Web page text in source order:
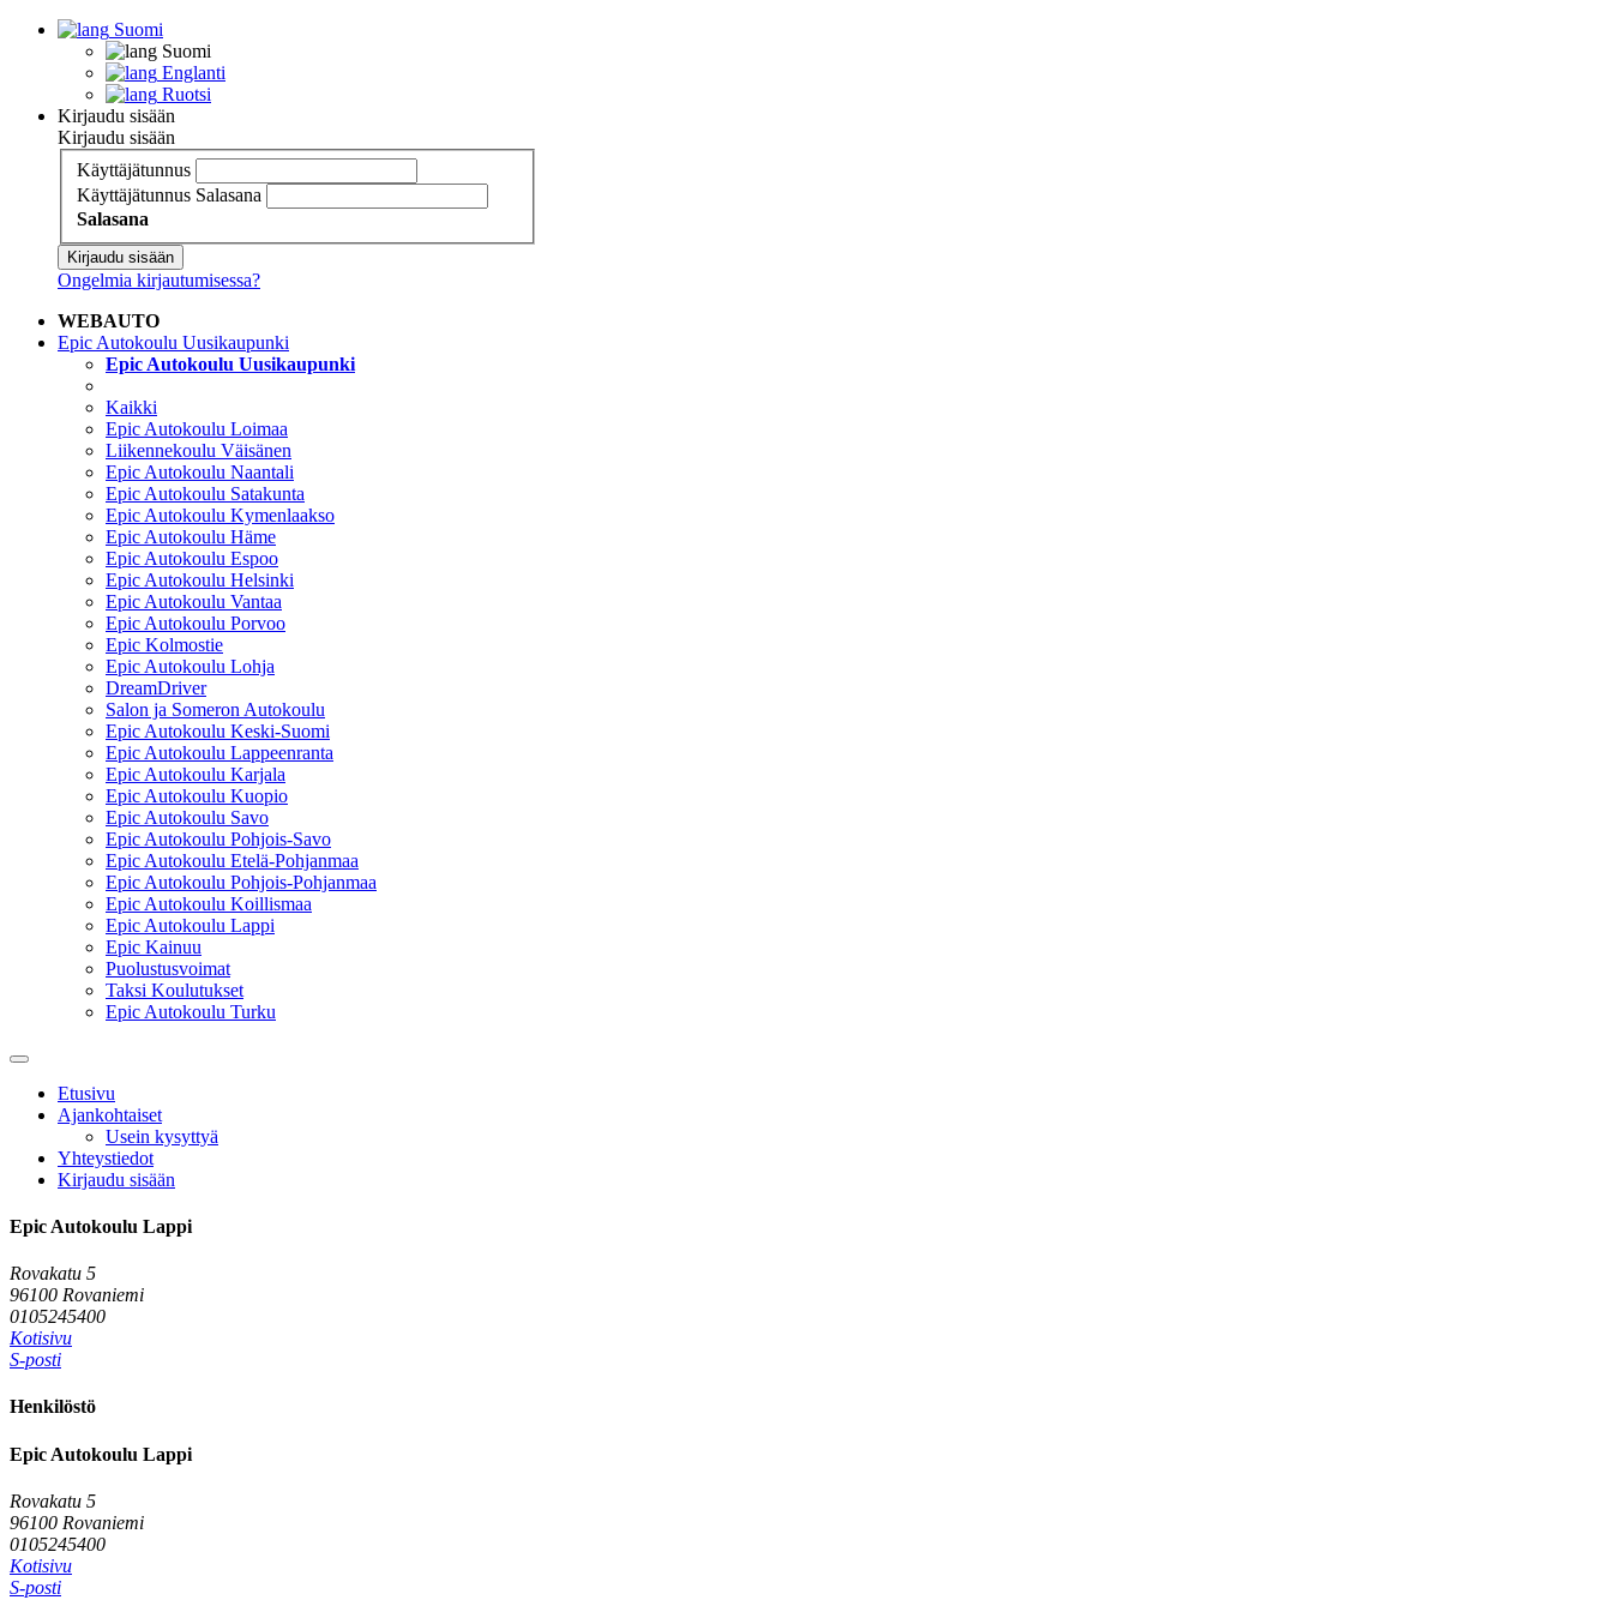
Suomi
Suomi
Englanti
Ruotsi
Kirjaudu sisään
Kirjaudu sisään
Käyttäjätunnus
Käyttäjätunnus Salasana
Salasana
Kirjaudu sisään
Ongelmia kirjautumisessa?
WEBAUTO
Epic Autokoulu Uusikaupunki
Epic Autokoulu Uusikaupunki
Kaikki
Epic Autokoulu Loimaa
Liikennekoulu Väisänen
Epic Autokoulu Naantali
Epic Autokoulu Satakunta
Epic Autokoulu Kymenlaakso
Epic Autokoulu Häme
Epic Autokoulu Espoo
Epic Autokoulu Helsinki
Epic Autokoulu Vantaa
Epic Autokoulu Porvoo
Epic Kolmostie
Epic Autokoulu Lohja
DreamDriver
Salon ja Someron Autokoulu
Epic Autokoulu Keski-Suomi
Epic Autokoulu Lappeenranta
Epic Autokoulu Karjala
Epic Autokoulu Kuopio
Epic Autokoulu Savo
Epic Autokoulu Pohjois-Savo
Epic Autokoulu Etelä-Pohjanmaa
Epic Autokoulu Pohjois-Pohjanmaa
Epic Autokoulu Koillismaa
Epic Autokoulu Lappi
Epic Kainuu
Puolustusvoimat
Taksi Koulutukset
Epic Autokoulu Turku
Etusivu
Ajankohtaiset
Usein kysyttyä
Yhteystiedot
Kirjaudu sisään
Epic Autokoulu Lappi
Rovakatu 5
96100 Rovaniemi
0105245400
Kotisivu
S-posti
Henkilöstö
Epic Autokoulu Lappi
Rovakatu 5
96100 Rovaniemi
0105245400
Kotisivu
S-posti